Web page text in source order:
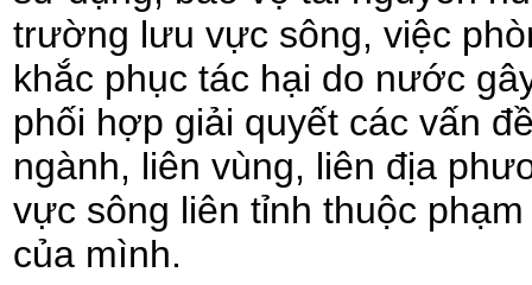
trường lưu vực sông, việc
khắc phục tác hại do nước
phối hợp giải quyết các vấn
ngành, liên vùng, liên địa
vực sông liên tỉnh thuộc
của mình.